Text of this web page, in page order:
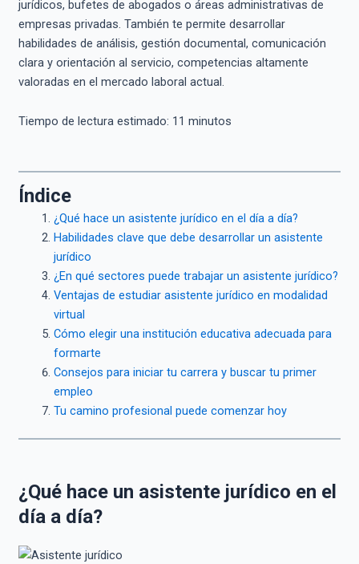
jurídicos, bufetes de abogados o áreas administrativas de
empresas privadas. También te permite desarrollar
habilidades de análisis, gestión documental, comunicación
clara y orientación al servicio, competencias altamente
valoradas en el mercado laboral actual.
Tiempo de lectura estimado: 11 minutos
Índice
¿Qué hace un asistente jurídico en el día a día?
Habilidades clave que debe desarrollar un asistente
jurídico
¿En qué sectores puede trabajar un asistente jurídico?
Ventajas de estudiar asistente jurídico en modalidad
virtual
Cómo elegir una institución educativa adecuada para
formarte
Consejos para iniciar tu carrera y buscar tu primer
empleo
Tu camino profesional puede comenzar hoy
¿Qué hace un asistente jurídico en el
día a día?